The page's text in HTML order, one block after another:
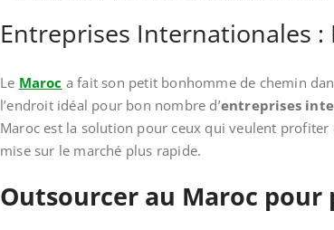
Entreprises Internationales
Le Maroc a fait son petit bonhomme de chemin
l’endroit idéal pour bon nombre d’entreprises
Maroc est la solution pour ceux qui veulent
mise sur le marché plus rapide.
Outsourcer au Maroc